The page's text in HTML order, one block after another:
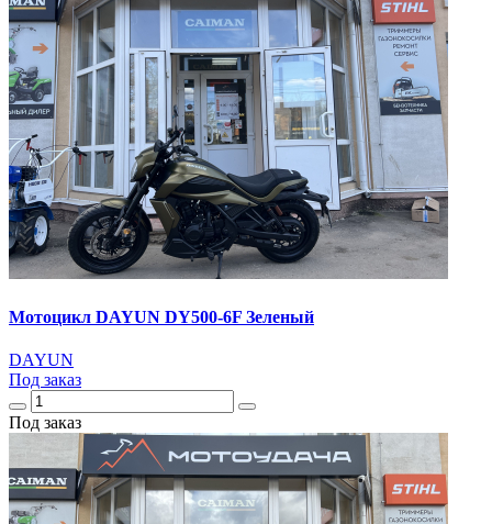
Мотоцикл DAYUN DY500-6F Зеленый
DAYUN
Под заказ
Под заказ